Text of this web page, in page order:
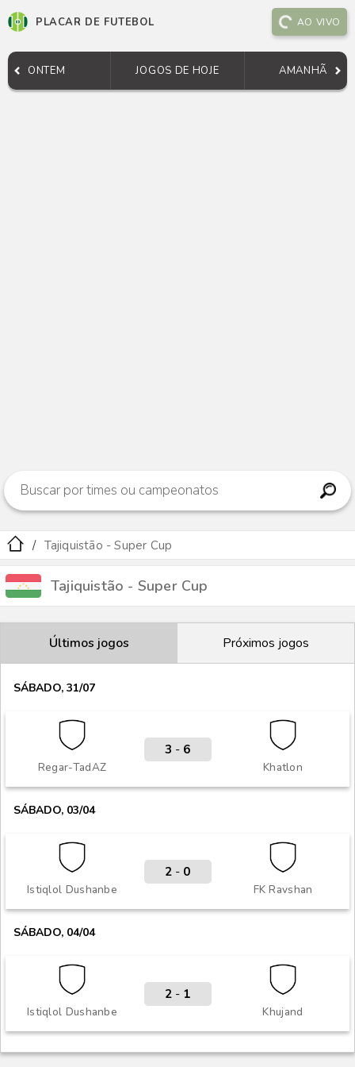
PLACAR DE FUTEBOL AO VIVO
ONTEM JOGOS DE HOJE AMANHÃ
Tajiquistão - Super Cup
Tajiquistão - Super Cup
Últimos jogos Próximos jogos
SÁBADO, 31/07
Regar-TadAZ Khatlon
3 - 6
SÁBADO, 03/04
Istiqlol Dushanbe FK Ravshan
2 - 0
SÁBADO, 04/04
Istiqlol Dushanbe Khujand
2 - 1